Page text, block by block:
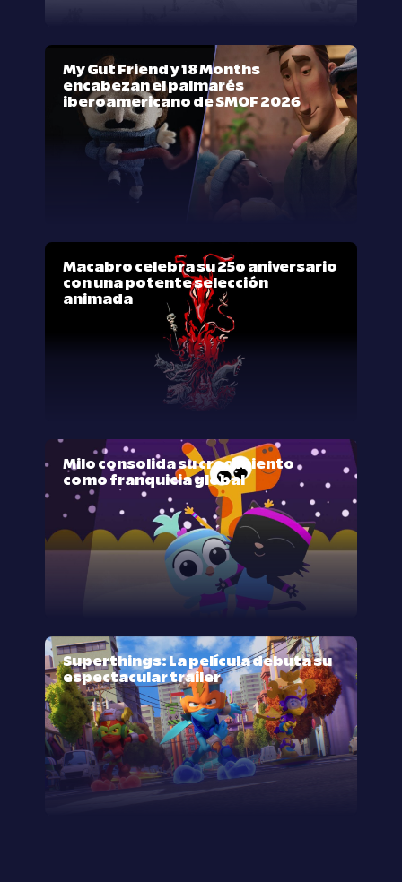
My Gut Friend y 18 Months
encabezan el palmarés
iberoamericano de SMOF 2026
Macabro celebra su 25º aniversario
con una potente selección
animada
Milo consolida su crecimiento
como franquicia global
Superthings: La película debuta su
espectacular trailer